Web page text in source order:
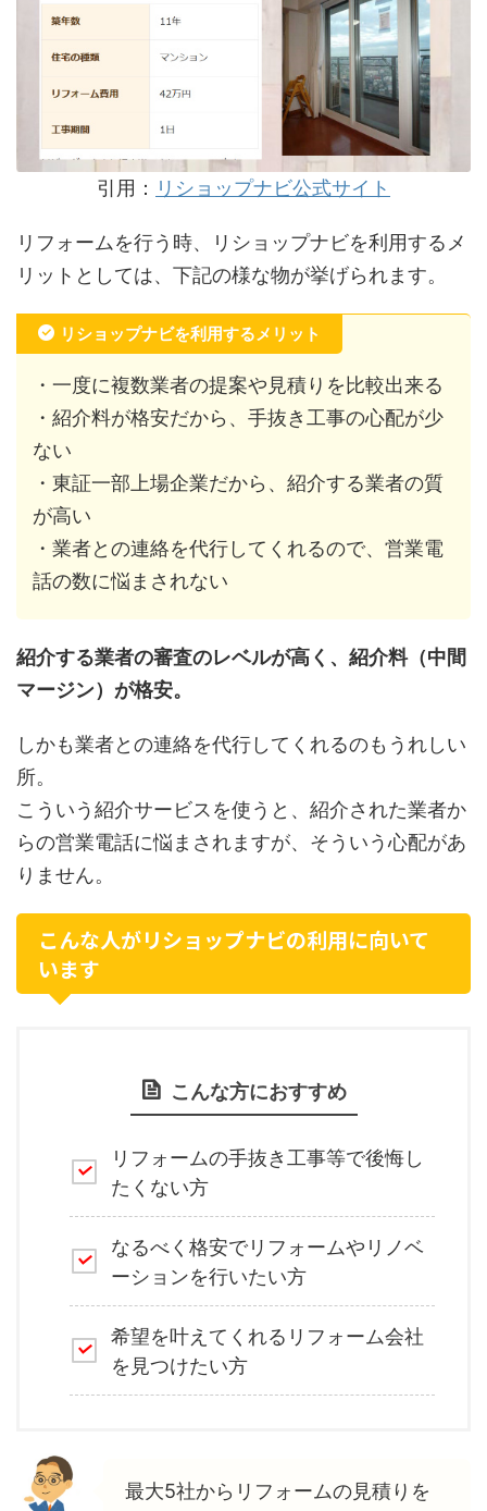
引用： リショップナビ公式サイト
リフォームを行う時、リショップナビを利用するメ
リットとしては、下記の様な物が挙げられます。
リショップナビを利用するメリット
・一度に複数業者の提案や見積りを比較出来る
・紹介料が格安だから、手抜き工事の心配が少
ない
・東証一部上場企業だから、紹介する業者の質
が高い
・業者との連絡を代行してくれるので、営業電
話の数に悩まされない
紹介する業者の審査のレベルが高く、紹介料（中間
マージン）が格安。
しかも業者との連絡を代行してくれるのもうれしい
所。
こういう紹介サービスを使うと、紹介された業者か
らの営業電話に悩まされますが、そういう心配があ
りません。
こんな人がリショップナビの利用に向いて
います
こんな方におすすめ
リフォームの手抜き工事等で後悔し
たくない方
なるべく格安でリフォームやリノベ
ーションを行いたい方
希望を叶えてくれるリフォーム会社
を見つけたい方
最大5社からリフォームの見積りを